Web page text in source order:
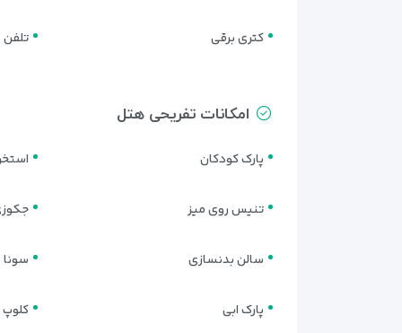
کتری برقی تلفن
امکانات تفریحی هتل
پارک کودکان
تنیس روی میز
سالن بدنسازی سونا
پارک ابی